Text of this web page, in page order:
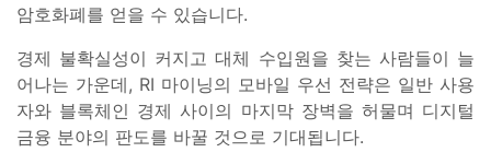
암호화폐를 얻을 수 있습니다.
경제 불확실성이 커지고 대체 수입원을 찾는 사람들이 늘
어나는 가운데, RI 마이닝의 모바일 우선 전략은 일반 사용
자와 블록체인 경제 사이의 마지막 장벽을 허물며 디지털
금융 분야의 판도를 바꿀 것으로 기대됩니다.